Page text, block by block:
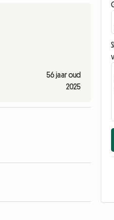
56 jaar oud
2025